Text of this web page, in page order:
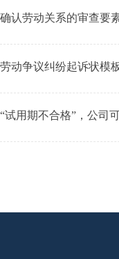
确认劳动关系的审查要
劳动争议纠纷起诉状模
“试用期不合格”，公司